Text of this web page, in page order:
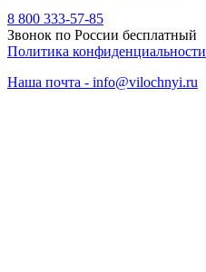
8 800 333-57-85
Звонок по России бесплатный
Политика конфиденциальности
Наша почта - info@vilochnyi.ru